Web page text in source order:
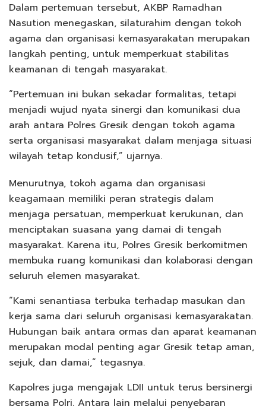
Dalam pertemuan tersebut, AKBP Ramadhan
Nasution menegaskan, silaturahim dengan tokoh
agama dan organisasi kemasyarakatan merupakan
langkah penting, untuk memperkuat stabilitas
keamanan di tengah masyarakat.
“Pertemuan ini bukan sekadar formalitas, tetapi
menjadi wujud nyata sinergi dan komunikasi dua
arah antara Polres Gresik dengan tokoh agama
serta organisasi masyarakat dalam menjaga situasi
wilayah tetap kondusif,” ujarnya.
Menurutnya, tokoh agama dan organisasi
keagamaan memiliki peran strategis dalam
menjaga persatuan, memperkuat kerukunan, dan
menciptakan suasana yang damai di tengah
masyarakat. Karena itu, Polres Gresik berkomitmen
membuka ruang komunikasi dan kolaborasi dengan
seluruh elemen masyarakat.
“Kami senantiasa terbuka terhadap masukan dan
kerja sama dari seluruh organisasi kemasyarakatan.
Hubungan baik antara ormas dan aparat keamanan
merupakan modal penting agar Gresik tetap aman,
sejuk, dan damai,” tegasnya.
Kapolres juga mengajak LDII untuk terus bersinergi
bersama Polri. Antara lain melalui penyebaran